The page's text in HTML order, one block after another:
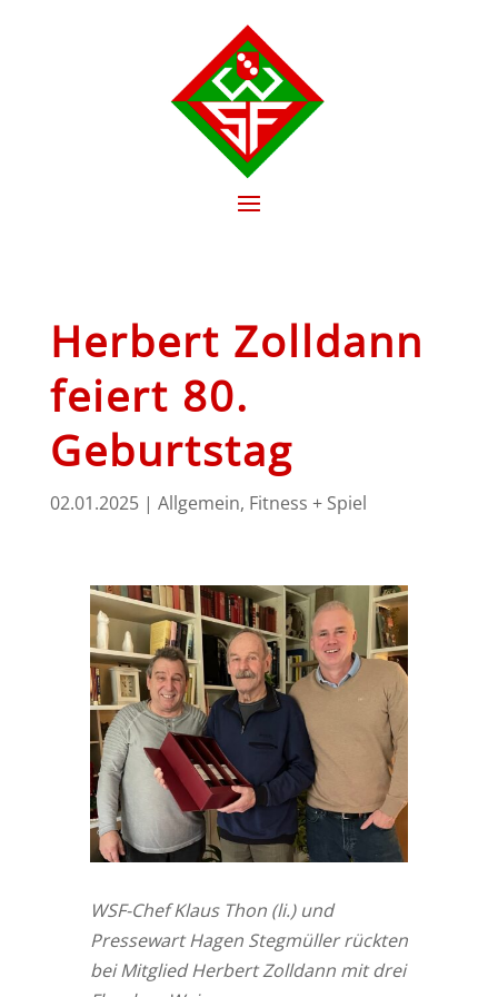
Herbert Zolldann
feiert 80.
Geburtstag
02.01.2025| Allgemein, Fitness + Spiel
WSF-Chef Klaus Thon (li.) und
Pressewart Hagen Stegmüller rückten
bei Mitglied Herbert Zolldann mit drei